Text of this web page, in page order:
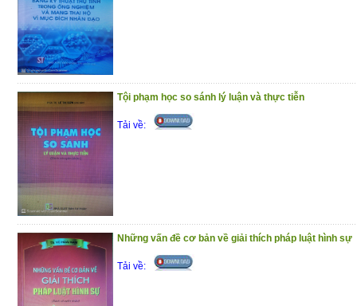
Tội phạm học so sánh lý luận và thực tiễn
Tải về:
Những vấn đề cơ bản về giải thích pháp luật hình sự
Tải về: